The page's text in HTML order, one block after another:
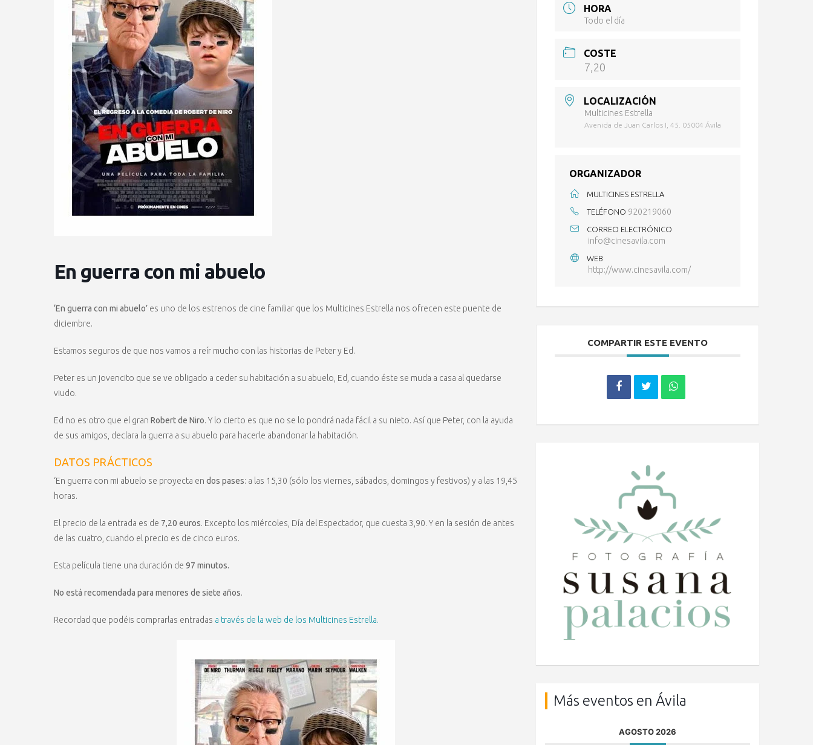
En guerra con mi abuelo
‘En guerra con mi abuelo’ es uno de los estrenos de cine familiar que los Multicines Estrella nos ofrecen este puente de
diciembre.
Estamos seguros de que nos vamos a reír mucho con las historias de Peter y Ed.
Peter es un jovencito que se ve obligado a ceder su habitación a su abuelo, Ed, cuando éste se muda a casa al quedarse
viudo.
Ed no es otro que el gran Robert de Niro. Y lo cierto es que no se lo pondrá nada fácil a su nieto. Así que Peter, con la ayuda
de sus amigos, declara la guerra a su abuelo para hacerle abandonar la habitación.
DATOS PRÁCTICOS
‘En guerra con mi abuelo se proyecta en dos pases: a las 15,30 (sólo los viernes, sábados, domingos y festivos) y a las 19,45
horas.
El precio de la entrada es de 7,20 euros. Excepto los miércoles, Día del Espectador, que cuesta 3,90. Y en la sesión de antes
de las cuatro, cuando el precio es de cinco euros.
Esta película tiene una duración de 97 minutos.
No está recomendada para menores de siete años.
Recordad que podéis comprarlas entradas a través de la web de los Multicines Estrella.
HORA
Todo el día
COSTE
7,20
LOCALIZACIÓN
Multicines Estrella
Avenida de Juan Carlos I, 45. 05004 Ávila
ORGANIZADOR
MULTICINES ESTRELLA
TELÉFONO 920219060
CORREO ELECTRÓNICO
info@cinesavila.com
WEB
http://www.cinesavila.com/
COMPARTIR ESTE EVENTO
Más eventos en Ávila
AGOSTO 2026